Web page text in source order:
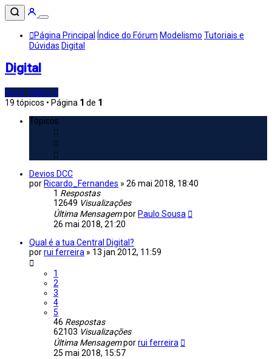
Página Principal Índice do Fórum Modelismo Tutoriais e
Dúvidas Digital
Digital
Novo Tópico
19 tópicos • Página 1 de 1
Tópicos
Devios DCC
por Ricardo_Fernandes » 26 mai 2018, 18:40
1 Respostas
12649 Visualizações
Última Mensagempor Paulo Sousa
26 mai 2018, 21:20
Qual é a tua Central Digital?
porrui ferreira » 13 jan 2012, 11:59
1
2
3
4
5
46 Respostas
62103 Visualizações
Última Mensagemporrui ferreira
25 mai 2018, 15:57